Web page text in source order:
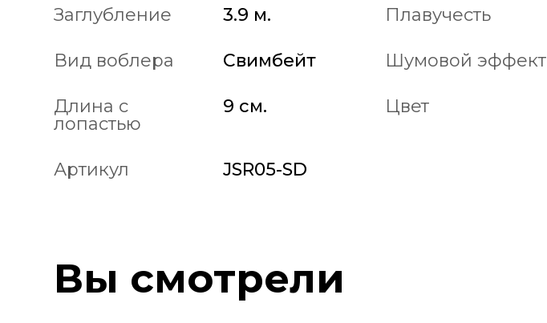
Заглубление 3.9 м. Плавучесть
Вид воблера Свимбейт Шумовой эффект
Длина с
лопастью
9 см. Цвет
Артикул JSR05-SD
Вы смотрели